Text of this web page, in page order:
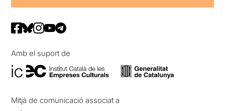
Amb el suport de
Mitjà de comunicació associat a